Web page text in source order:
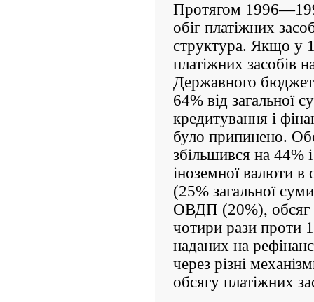
Протягом
обіг платіжних
структура. Якщо у
платіжних засобів
Державного
64% від загальної
кредитування і
було припинено.
збільшився на 44%
іноземної валюти в
(25% загальної
ОВДП (20%), обсяг
чотири рази проти
наданих на
через різні
обсягу платіжних